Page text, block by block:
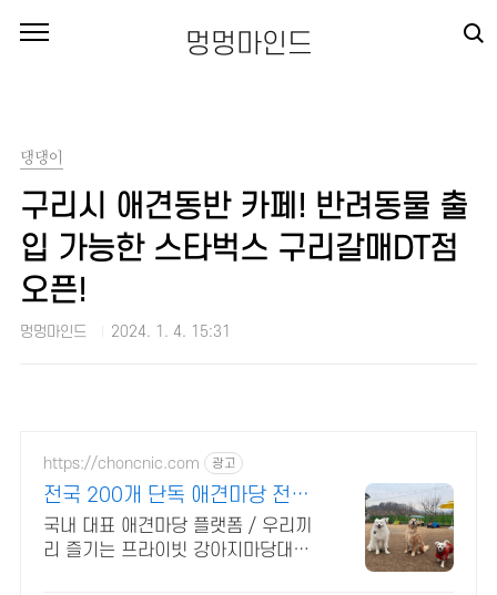
멍멍마인드
댕댕이
구리시 애견동반 카페! 반려동물 출
입 가능한 스타벅스 구리갈매DT점
오픈!
멍멍마인드 2024. 1. 4. 15:31
https://choncnic.com 광고
전국 200개 단독 애견마당 전국
200개 단독애견운동장
국내 대표 애견마당 플랫폼 / 우리끼
리 즐기는 프라이빗 강아지마당대여